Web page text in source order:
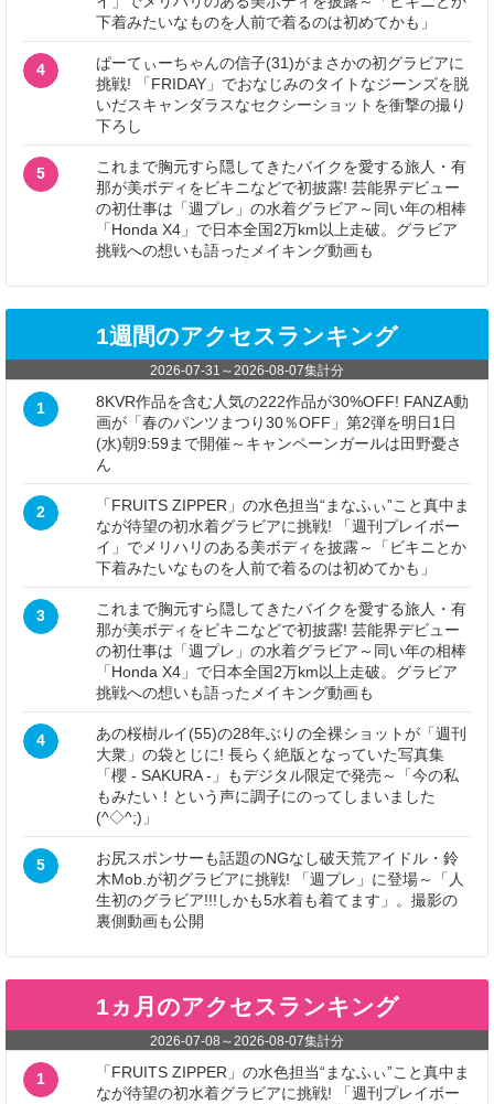
下着みたいなものを人前で着るのは初めてかも」
4
ぱーてぃーちゃんの信子(31)がまさかの初グラビアに
挑戦! 「FRIDAY」でおなじみのタイトなジーンズを脱
いだスキャンダラスなセクシーショットを衝撃の撮り
下ろし
5
これまで胸元すら隠してきたバイクを愛する旅人・有
那が美ボディをビキニなどで初披露! 芸能界デビュー
の初仕事は「週プレ」の水着グラビア～同い年の相棒
「Honda X4」で日本全国2万km以上走破。グラビア
挑戦への想いも語ったメイキング動画も
1週間のアクセスランキング
2026-07-31 ～2026-08-07集計分
1
8KVR作品を含む人気の222作品が30%OFF! FANZA動
画が「春のパンツまつり30％OFF」第2弾を明日1日
(水)朝9:59まで開催～キャンペーンガールは田野憂さ
ん
2
「FRUITS ZIPPER」の水色担当“まなふぃ”こと真中ま
なが待望の初水着グラビアに挑戦! 「週刊プレイボー
イ」でメリハリのある美ボディを披露～「ビキニとか
下着みたいなものを人前で着るのは初めてかも」
3
これまで胸元すら隠してきたバイクを愛する旅人・有
那が美ボディをビキニなどで初披露! 芸能界デビュー
の初仕事は「週プレ」の水着グラビア～同い年の相棒
「Honda X4」で日本全国2万km以上走破。グラビア
挑戦への想いも語ったメイキング動画も
4
あの桜樹ルイ(55)の28年ぶりの全裸ショットが「週刊
大衆」の袋とじに! 長らく絶版となっていた写真集
「櫻 - SAKURA -」もデジタル限定で発売～「今の私
もみたい！という声に調子にのってしまいました
(^◇^;)」
5
お尻スポンサーも話題のNGなし破天荒アイドル・鈴
木Mob.が初グラビアに挑戦! 「週プレ」に登場～「人
生初のグラビア!!!しかも5水着も着てます」。撮影の
裏側動画も公開
1ヵ月のアクセスランキング
2026-07-08 ～2026-08-07集計分
1
「FRUITS ZIPPER」の水色担当“まなふぃ”こと真中ま
なが待望の初水着グラビアに挑戦! 「週刊プレイボー